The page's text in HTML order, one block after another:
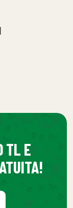
TL E